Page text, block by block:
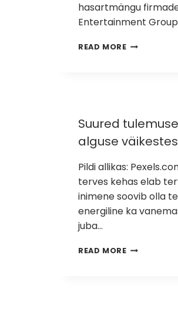
hasartmängu
Entertainment
READ MOREKASIINO
Suured
alguse
Pildi allikas:
terves kehas elab
inimene soovib olla
energiline ka
juba…
READ MORESUURED